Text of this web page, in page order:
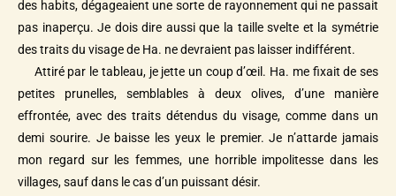
des habits, dégageaient une sorte de rayonnement qui ne passait
pas inaperçu. Je dois dire aussi que la taille svelte et la symétrie
des traits du visage de Ha. ne devraient pas laisser indifférent.
Attiré par le tableau, je jette un coup d’œil. Ha. me fixait de ses
petites prunelles, semblables à deux olives, d’une manière
effrontée, avec des traits détendus du visage, comme dans un
demi sourire. Je baisse les yeux le premier. Je n’attarde jamais
mon regard sur les femmes, une horrible impolitesse dans les
villages, sauf dans le cas d’un puissant désir.